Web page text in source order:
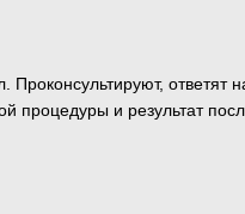
ответят
процедуры и результат